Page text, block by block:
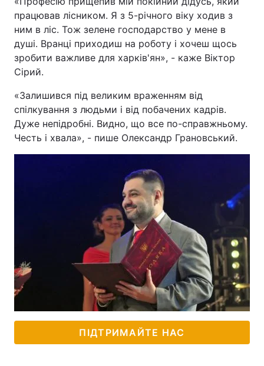
працював лісником. Я з 5-річного віку ходив з
ним в ліс. Тож зелене господарство у мене в
душі. Вранці приходиш на роботу і хочеш щось
зробити важливе для харків'ян», - каже Віктор
Сірий.
«Залишився під великим враженням від
спілкування з людьми і від побачених кадрів.
Дуже непідробні. Видно, що все по-справжньому.
Честь і хвала», - пише Олександр Грановський.
ПІДТРИМАЙТЕ НАС